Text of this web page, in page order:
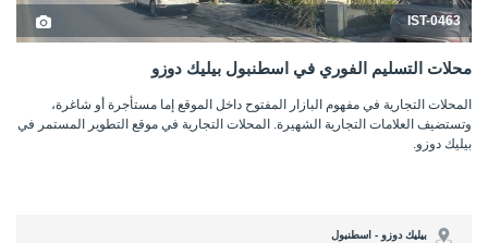
IST-0463
محلات التسليم الفوري في اسطنبول بيليك دوزو
المحلات التجارية في مفهوم البازار المفتوح داخل الموقع إما مستأجرة أو شاغرة،
وتستضيف العلامات التجارية الشهيرة. المحلات التجارية في موقع التطوير المستمر في
بيليك دوزو.
بيليك دوزو - اسطنبول